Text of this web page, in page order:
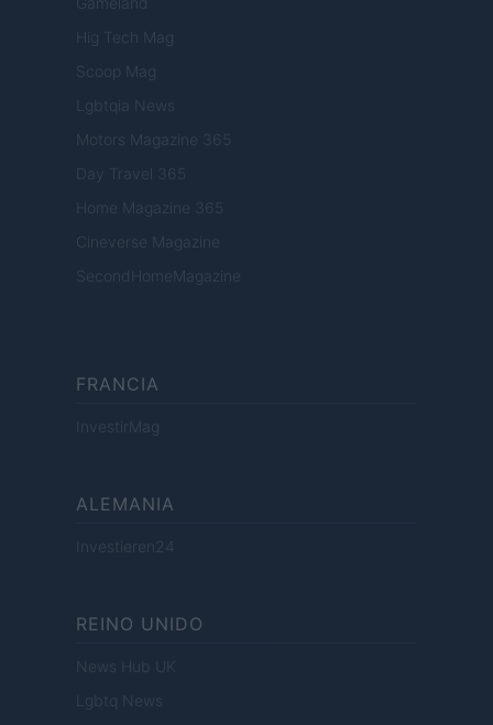
Hig Tech Mag
Scoop Mag
Lgbtqia News
Motors Magazine 365
Day Travel 365
Home Magazine 365
Cineverse Magazine
SecondHomeMagazine
FRANCIA
InvestirMag
ALEMANIA
Investieren24
REINO UNIDO
News Hub UK
Lgbtq News